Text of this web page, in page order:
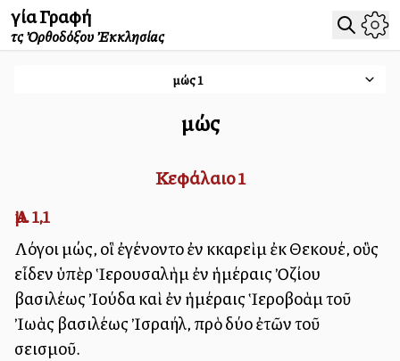
Ἁγία Γραφή
τῆς Ὀρθοδόξου Ἐκκλησίας
Ἀμώς1
Ἀμώς
Κεφάλαιο1
Ἀμ. 1,1
Λόγοι Ἀμώς, οἳ ἐγένοντο ἐν Ἀκκαρεὶμ ἐκ Θεκουέ, οὓς
εἶδεν ὑπὲρ Ἱερουσαλὴμ ἐν ἡμέραις Ὀζίου
βασιλέως Ἰούδα καὶ ἐν ἡμέραις Ἱεροβοὰμ τοῦ
Ἰωὰς βασιλέως Ἰσραήλ, πρὸ δύο ἐτῶν τοῦ
σεισμοῦ.